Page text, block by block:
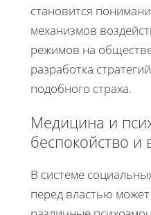
становится
механизмов
режимов на
разработка
подобного страха.
Медицина и
беспокойство и
В системе
перед властью